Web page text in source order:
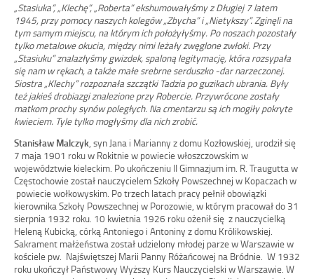
„Stasiuka”, „Klechę”, „Roberta” ekshumowałyśmy z Długiej 7 latem
1945, przy pomocy naszych kolegów „Zbycha” i „Nietykszy”. Zginęli na
tym samym miejscu, na którym ich położyłyśmy. Po noszach pozostały
tylko metalowe okucia, między nimi leżały zwęglone zwłoki. Przy
„Stasiuku” znalazłyśmy gwizdek, spaloną legitymację, która rozsypała
się nam w rękach, a także małe srebrne serduszko -dar narzeczonej.
Siostra „Klechy” rozpoznała szczątki Tadzia po guzikach ubrania. Były
też jakieś drobiazgi znalezione przy Robercie. Przywrócone zostały
matkom prochy synów poległych. Na cmentarzu są ich mogiły pokryte
kwieciem. Tyle tylko mogłyśmy dla nich zrobić.
Stanisław Malczyk, syn Jana i Marianny z domu Kozłowskiej, urodził się
7 maja 1901 roku w Rokitnie w powiecie włoszczowskim w
województwie kieleckim. Po ukończeniu II Gimnazjum im. R. Traugutta w
Częstochowie został nauczycielem Szkoły Powszechnej w Kopaczach w
powiecie wołkowyskim. Po trzech latach pracy pełnił obowiązki
kierownika Szkoły Powszechnej w Porozowie, w którym pracował do 31
sierpnia 1932 roku. 10 kwietnia 1926 roku ożenił się z nauczycielką
Heleną Kubicką, córką Antoniego i Antoniny z domu Królikowskiej.
Sakrament małżeństwa został udzielony młodej parze w Warszawie w
kościele pw. Najświętszej Marii Panny Różańcowej na Bródnie. W 1932
roku ukończył Państwowy Wyższy Kurs Nauczycielski w Warszawie. W